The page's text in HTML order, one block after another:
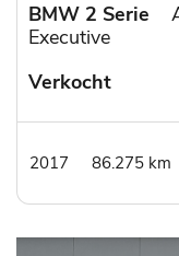
BMW 2 Serie
Executive
Verkocht
2017 86.275 km